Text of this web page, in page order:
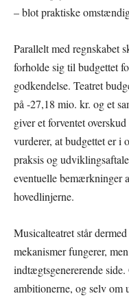
– blot praktiske
Parallelt med regnskabet
forholde sig til budgettet
godkendelse. Teatret
på -27,18 mio. kr. og et
giver et forventet
vurderer, at budgettet er i
praksis og
eventuelle bemærkninger
hovedlinjerne.
Musicalteatret står
mekanismer fungerer,
indtægtsgenererende
ambitionerne, og selv om